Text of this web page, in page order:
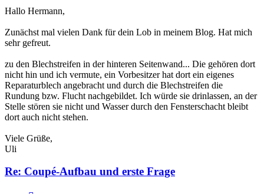
Hallo Hermann,
Zunächst mal vielen Dank für dein Lob in meinem Blog. Hat mich
sehr gefreut.
zu den Blechstreifen in der hinteren Seitenwand... Die gehören dort
nicht hin und ich vermute, ein Vorbesitzer hat dort ein eigenes
Reparaturblech angebracht und durch die Blechstreifen die
Rundung bzw. Flucht nachgebildet. Ich würde sie drinlassen, an der
Stelle stören sie nicht und Wasser durch den Fensterschacht bleibt
dort auch nicht stehen.
Viele Grüße,
Uli
Re: Coupé-Aufbau und erste Frage